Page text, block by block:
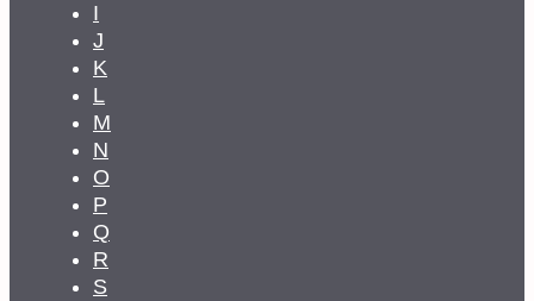
I
J
K
L
M
N
O
P
Q
R
S